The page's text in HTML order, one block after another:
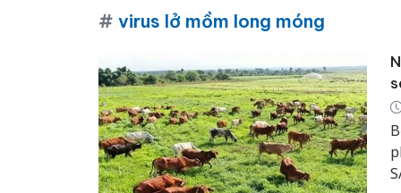
# virus lở mồm long móng